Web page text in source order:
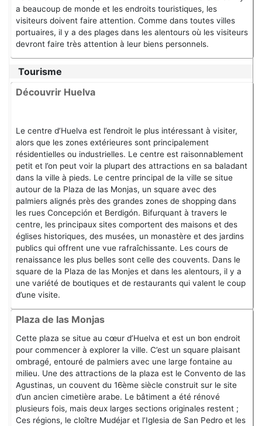
a beaucoup de monde et les endroits touristiques, les
visiteurs doivent faire attention. Comme dans toutes villes
portuaires, il y a des plages dans les alentours où les visiteurs
devront faire très attention à leur biens personnels.
Tourisme
Découvrir Huelva
Le centre d’Huelva est l’endroit le plus intéressant à visiter,
alors que les zones extérieures sont principalement
résidentielles ou industrielles. Le centre est raisonnablement
petit et l’on peut voir la plupart des attractions en sa baladant
dans la ville à pieds. Le centre principal de la ville se situe
autour de la Plaza de las Monjas, un square avec des
palmiers alignés près des grandes zones de shopping dans
les rues Concepción et Berdigón. Bifurquant à travers le
centre, les principaux sites comportent des maisons et des
églises historiques, des musées, un monastère et des jardins
publics qui offrent une vue rafraîchissante. Les cours de
renaissance les plus belles sont celle des couvents. Dans le
square de la Plaza de las Monjes et dans les alentours, il y a
une variété de boutiques et de restaurants qui valent le coup
d’une visite.
Plaza de las Monjas
Cette plaza se situe au cœur d’Huelva et est un bon endroit
pour commencer à explorer la ville. C’est un square plaisant
ombragé, entouré de palmiers avec une large fontaine au
milieu. Une des attractions de la plaza est le Convento de las
Agustinas, un couvent du 16ème siècle construit sur le site
d’un ancien cimetière arabe. Le bâtiment a été rénové
plusieurs fois, mais deux larges sections originales restent ;
Ces régions, le cloître Mudéjar et l’Iglesia de San Pedro et les